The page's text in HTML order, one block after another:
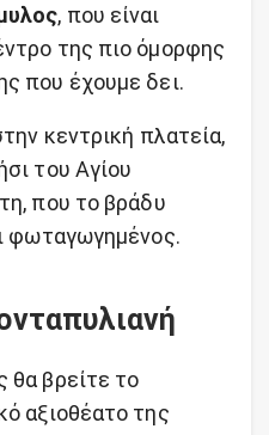
, που είναι
της πιο όμορφης
που έχουμε δει.
κεντρική πλατεία,
του Αγίου
που το βράδυ
φωταγωγημένος.
θα βρείτε το
αξιοθέατο της